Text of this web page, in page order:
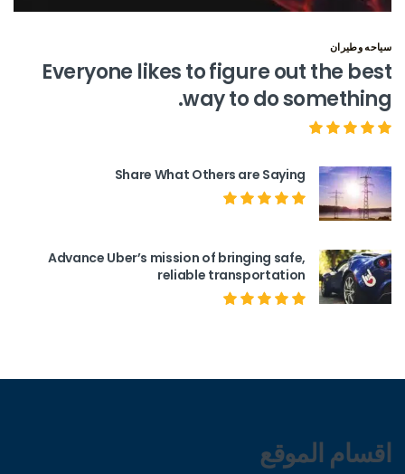
سياحه وطيران
Everyone likes to figure out the best
way to do something.
Share What Others are Saying
Advance Uber’s mission of bringing safe,
reliable transportation
اقسام الموقع